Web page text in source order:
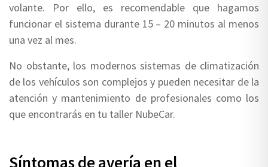
volante. Por ello, es recomendable que hagamos
funcionar el sistema durante 15 – 20 minutos al menos
una vez al mes.
No obstante, los modernos sistemas de climatización
de los vehículos son complejos y pueden necesitar de la
atención y mantenimiento de profesionales como los
que encontrarás en tu taller NubeCar.
Síntomas de avería en el